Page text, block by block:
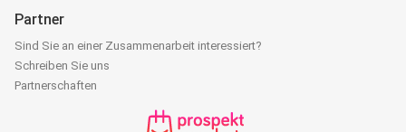
Partner
Sind Sie an einer Zusammenarbeit interessiert?
Schreiben Sie uns
Partnerschaften